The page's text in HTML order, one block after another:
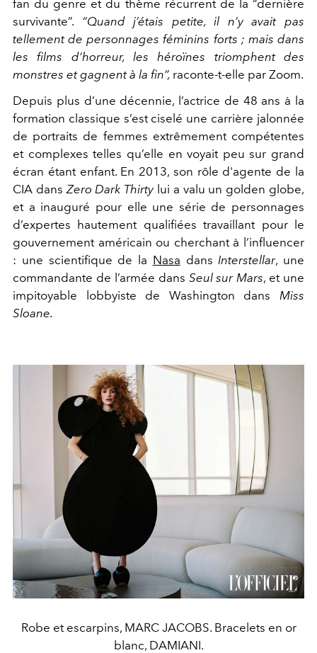
fan du genre et du thème récurrent de la “dernière
survivante”. “Quand j’étais petite, il n’y avait pas
tellement de personnagesféminins forts ; mais dans
les films d’horreur, les héroïnes triomphent des
monstres et gagnent à la fin”, raconte-t-elle par Zoom.
Depuis plus d’une décennie, l’actrice de 48 ans à la
formation classique s’est ciselé une carrière jalonnée
de portraits de femmes extrêmement compétentes
et complexes telles qu’elle en voyait peu sur grand
écran étant enfant. En 2013, son rôle d'agente de la
CIA dansZero Dark Thirtylui a valu un gol den globe,
et a inauguré pour elle une série de personnages
d’expertes hautement qualifiées travaillant pour le
gouvernement américain ou cherchant à l’influencer
: une scientifique de la Nasa dansInterstellar, une
commandante de l’armée dans Seul sur Mars, et une
impitoyable lobbyiste de Washington dansMiss
Sloane.
Robe et escarpins, MARC JACOBS. Bracelets en or
blanc, DAMIANI.